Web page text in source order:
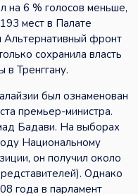
6 % голосов меньше,
мест в Палате
Альтернативный фронт
сохранила власть
в Тренггану.
был ознаменован
премьер-министра.
Бадави. На выборах
Национальному
он получил около
Однако
года в парламент